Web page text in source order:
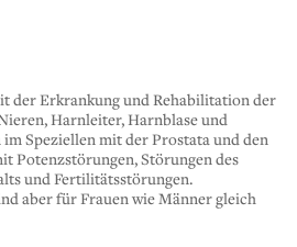
der Erkrankung und Rehabilitation der
Harnleiter, Harnblase und
Speziellen mit der Prostata und den
Potenzstörungen, Störungen des
und Fertilitätsstörungen.
aber für Frauen wie Männer gleich